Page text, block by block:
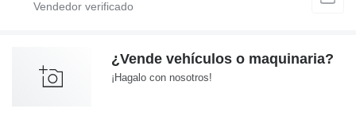
¿Vende vehículos o maquinaria?
¡Hagalo con nosotros!